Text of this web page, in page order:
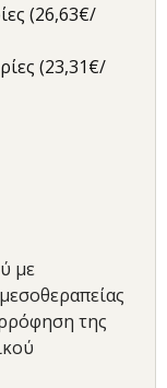
(26,63€/
(23,31€/
με
της